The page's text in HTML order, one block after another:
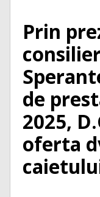
Prin
de
2025,
oferta